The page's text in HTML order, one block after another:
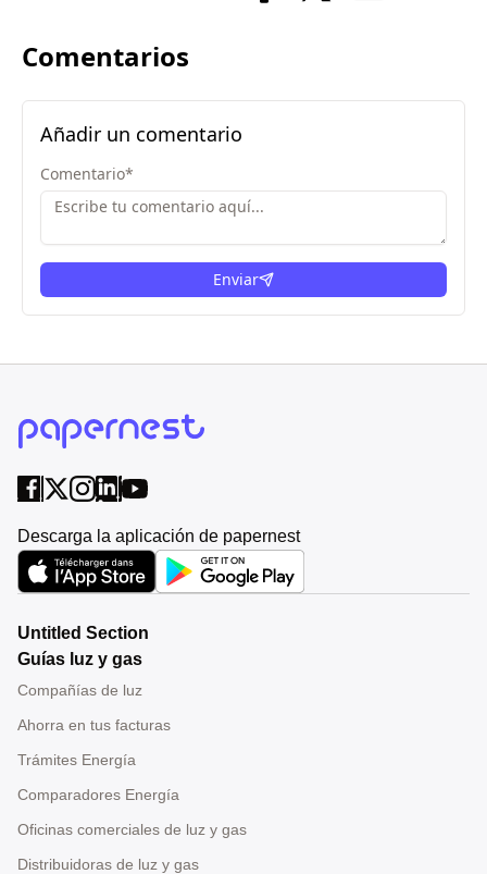
Comentarios
Añadir un comentario
Comentario*
Enviar
Descarga la aplicación de papernest
Untitled Section
Guías luz y gas
Compañías de luz
Ahorra en tus facturas
Trámites Energía
Comparadores Energía
Oficinas comerciales de luz y gas
Distribuidoras de luz y gas